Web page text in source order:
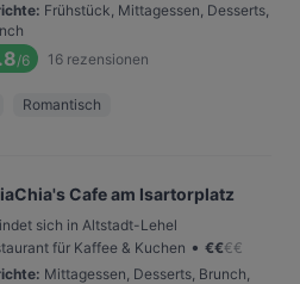
: Frühstück, Mittagessen, Desserts,
/6 16 rezensionen
Romantisch
Cafe am Isartorplatz
sich in Altstadt-Lehel
für Kaffee & Kuchen • €€€€
: Mittagessen, Desserts, Brunch,